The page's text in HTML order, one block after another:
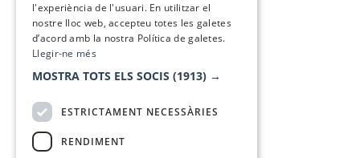
l'experiència de l'usuari. En utilitzar el
nostre lloc web, accepteu totes les galetes
d’acord amb la nostra Política de galetes.
Llegir-ne més
MOSTRA TOTS ELS SOCIS (1913) →
ESTRICTAMENT NECESSÀRIES
RENDIMENT